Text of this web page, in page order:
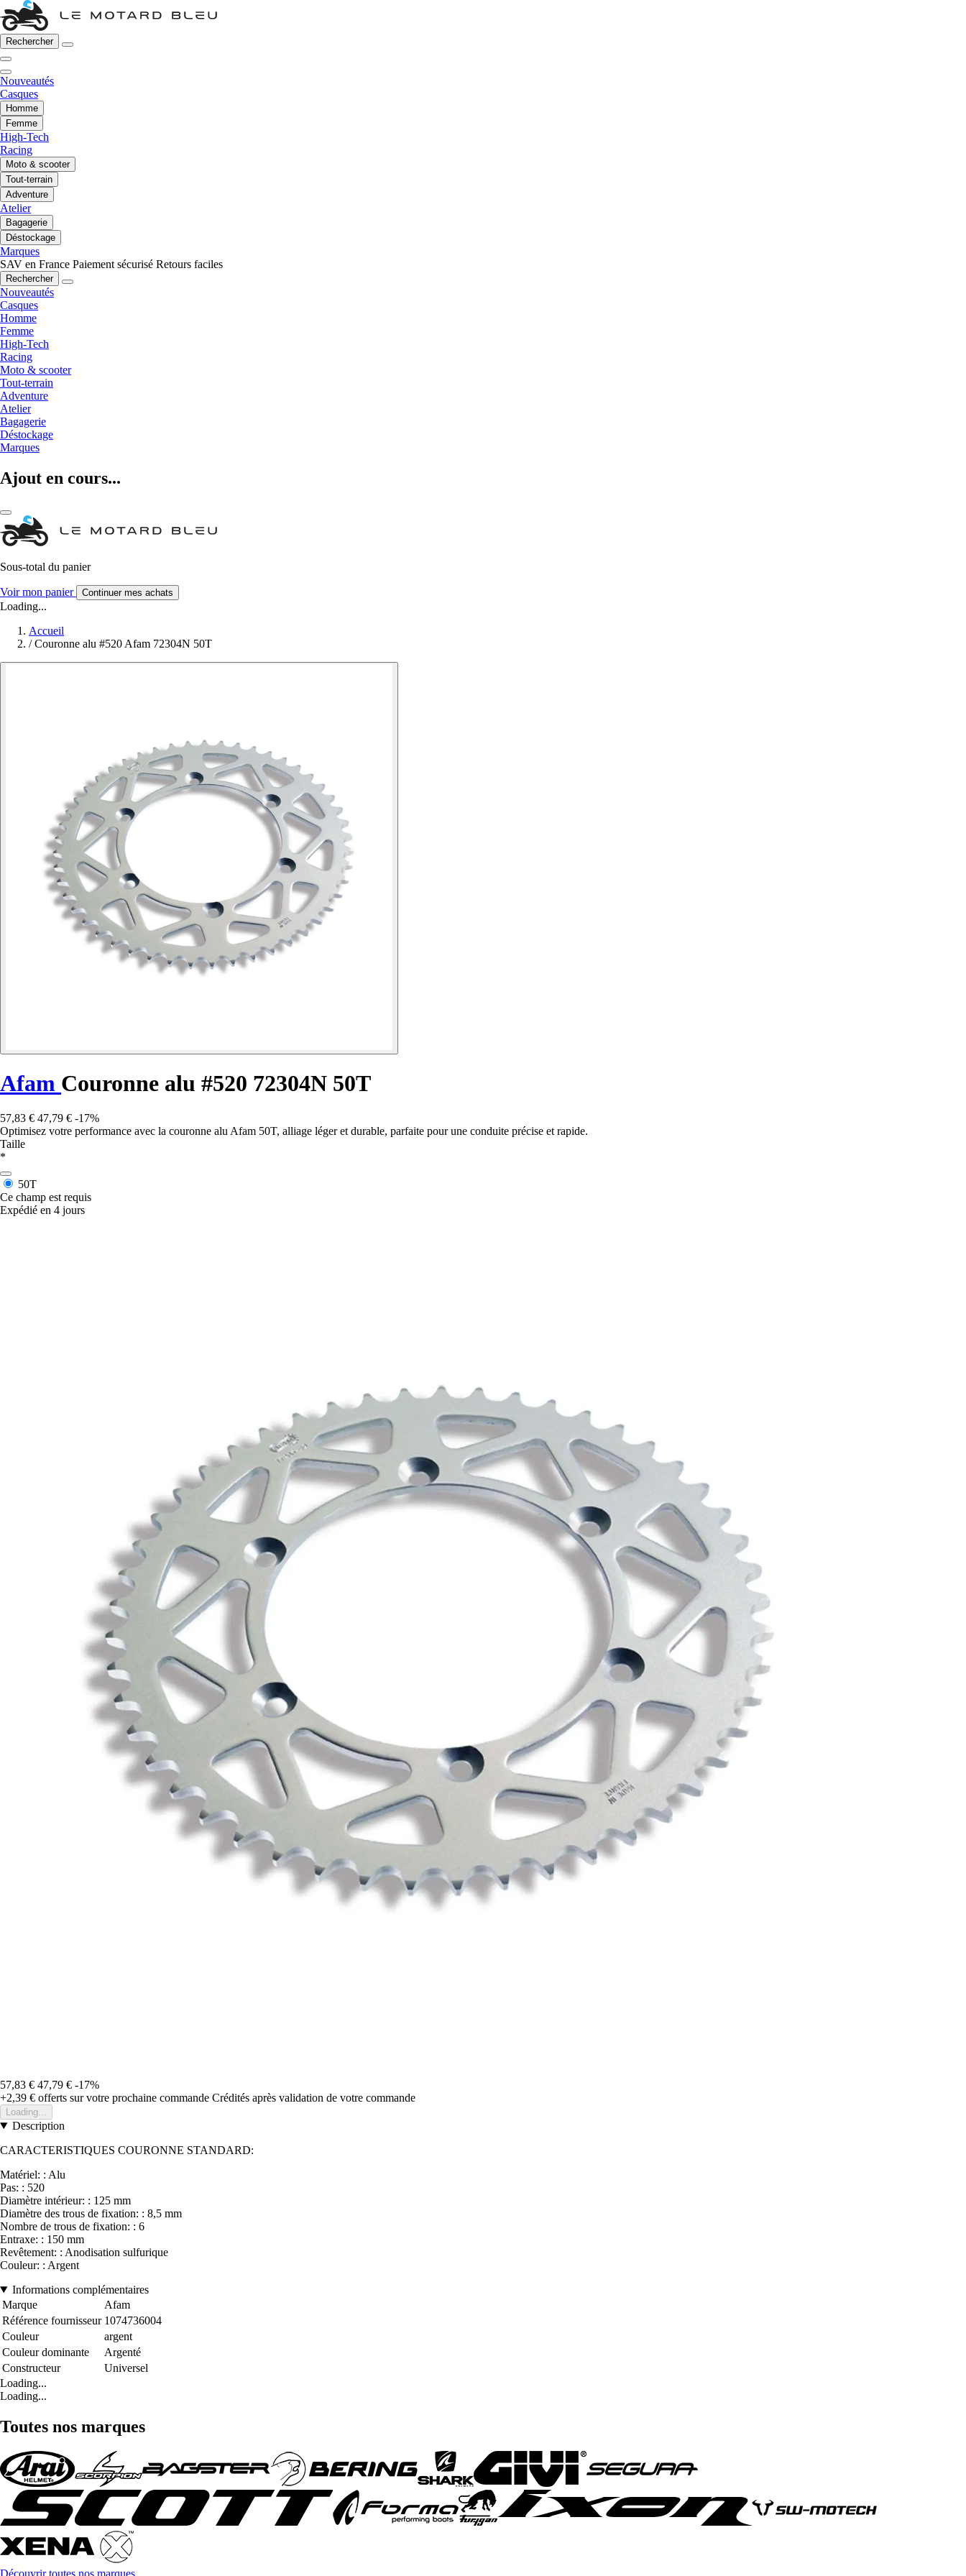
Rechercher
Nouveautés
Casques
Homme
Femme
High-Tech
Racing
Moto & scooter
Tout-terrain
Adventure
Atelier
Bagagerie
Déstockage
Marques
SAV en France Paiement sécurisé Retours faciles
Rechercher
Nouveautés
Casques
Homme
Femme
High-Tech
Racing
Moto & scooter
Tout-terrain
Adventure
Atelier
Bagagerie
Déstockage
Marques
Ajout en cours...
Sous-total du panier
Voir mon panier Continuer mes achats
Loading...
Accueil
/ Couronne alu #520 Afam 72304N 50T
Afam Couronne alu #520 72304N 50T
57,83 € 47,79 € -17%
Optimisez votre performance avec la couronne alu Afam 50T, alliage léger et durable, parfaite pour une conduite précise et rapide.
Taille
*
50T
Ce champ est requis
Expédié en 4 jours
57,83 € 47,79 € -17%
+2,39 € offerts sur votre prochaine commande Crédités après validation de votre commande
Loading...
Description
CARACTERISTIQUES COURONNE STANDARD:
Matériel: : Alu
Pas: : 520
Diamètre intérieur: : 125 mm
Diamètre des trous de fixation: : 8,5 mm
Nombre de trous de fixation: : 6
Entraxe: : 150 mm
Revêtement: : Anodisation sulfurique
Couleur: : Argent
Informations complémentaires
Marque
Afam
Référence fournisseur 1074736004
Couleur
argent
Couleur dominante
Argenté
Constructeur
Universel
Loading...
Loading...
Toutes nos marques
Découvrir toutes nos marques